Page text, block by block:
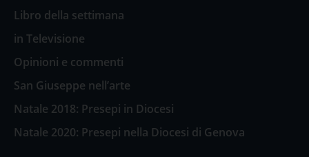
Libro della settimana
in Televisione
Opinioni e commenti
San Giuseppe nell’arte
Natale 2018: Presepi in Diocesi
Natale 2020: Presepi nella Diocesi di Genova